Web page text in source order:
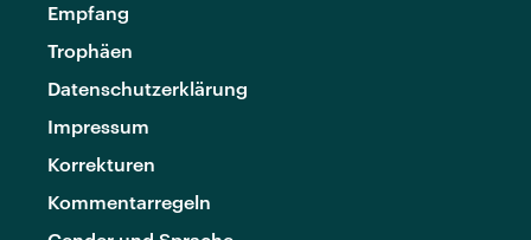
Empfang
Trophäen
Datenschutzerklärung
Impressum
Korrekturen
Kommentarregeln